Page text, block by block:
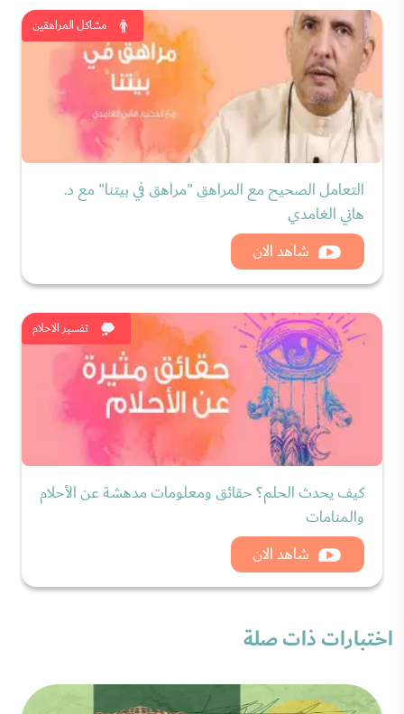
مشاكل المراهقين
التعامل الصحيح مع المراهق "مراهق في بيتنا" مع د.
هاني الغامدي
شاهد الان
تفسير الاحلام
كيف يحدث الحلم؟ حقائق ومعلومات مدهشة عن الأحلام
والمنامات
شاهد الان
اختبارات ذات صلة